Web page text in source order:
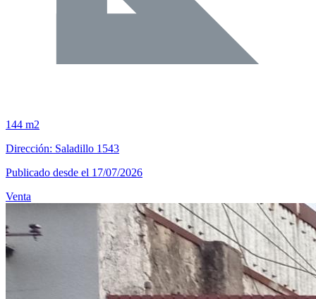
144 m2
Dirección: Saladillo 1543
Publicado desde el 17/07/2026
Venta